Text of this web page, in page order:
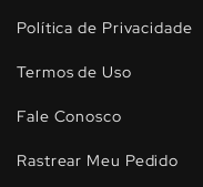
Política de Privacidade
Termos de Uso
Fale Conosco
Rastrear Meu Pedido